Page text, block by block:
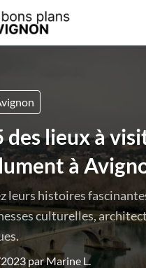
des lieux à
à
leurs histoires
culturelles,
parMarine L.